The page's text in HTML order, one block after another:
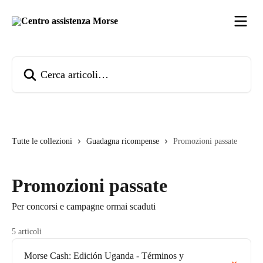
Tutte le collezioni Guadagna ricompense Promozioni passate
Promozioni passate
Per concorsi e campagne ormai scaduti
5 articoli
Morse Cash: Edición Uganda - Términos y